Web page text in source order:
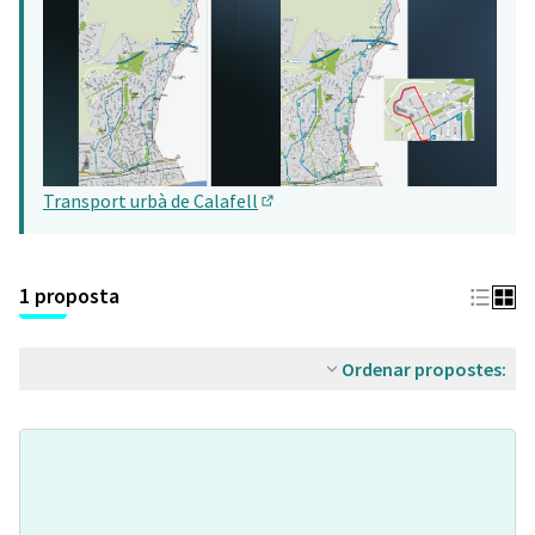
Transport urbà de Calafell
1 proposta
Ordenar propostes: